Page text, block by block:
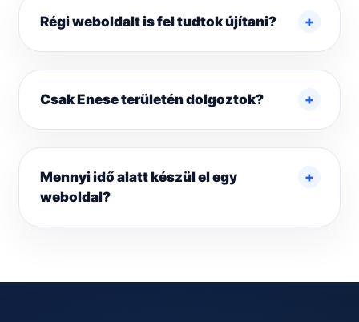
Régi weboldalt is fel tudtok újítani?
Csak Enese területén dolgoztok?
Mennyi idő alatt készül el egy
weboldal?